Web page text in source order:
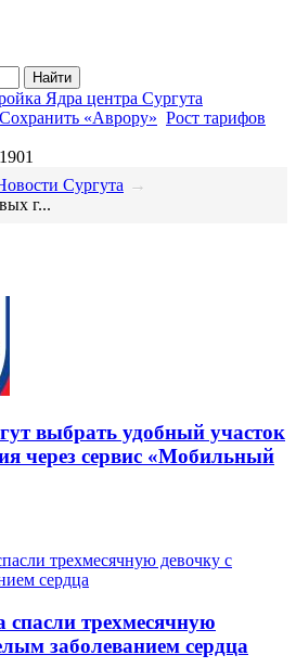
Найти
Ядра центра Сургута
Сохранить «Аврору» Рост тарифов
Сургута →
г...
выбрать удобный участок
через сервис «Мобильный
спасли трехмесячную
заболеванием сердца